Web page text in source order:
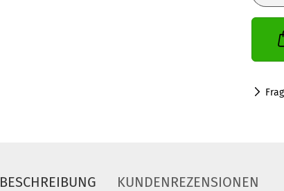
BESCHREIBUNG KUNDENREZENSIONEN